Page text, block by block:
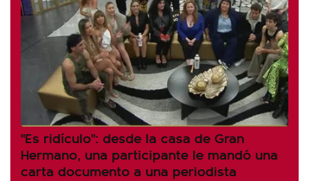
"Es ridículo": desde la casa de Gran
Hermano, una participante le mandó una
carta documento a una periodista